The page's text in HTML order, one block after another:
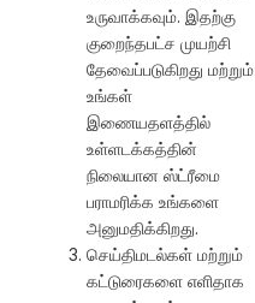
உருவாக்கவும். இதற்கு
குறைந்தபட்ச முயற்சி
தேவைப்படுகிறது மற்றும்
உங்கள்
இணையதளத்தில்
உள்ளடக்கத்தின்
நிலையான ஸ்ட்ரீமை
பராமரிக்க உங்களை
அனுமதிக்கிறது.
செய்திமடல்கள் மற்றும்
கட்டுரைகளை எளிதாக